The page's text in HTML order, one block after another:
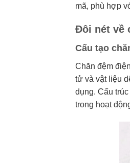
mã, phù hợp
Đôi nét về
Cấu tạo
Chăn đệm
tử và vật liệu
dụng. Cấu
trong hoạt